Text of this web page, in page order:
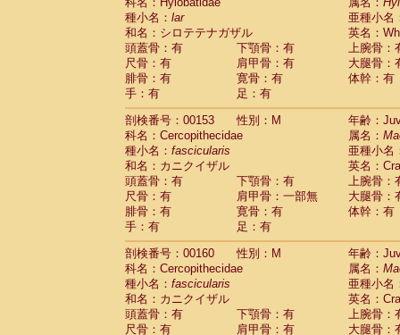
種小名： lar
亜種小名
和名：シロテテナガザル
英名：
頭蓋骨：有
下顎骨：有
上腕骨：
尺骨：有
肩甲骨：有
大腿骨：
腓骨：有
寛骨：有
体幹：有
手：有
足：有
剖検番号：00153
性別：M
年齢：
科名：Cercopithecidae
属名：
種小名： fascicularis
亜種小名
和名：カニクイザル
英名：
頭蓋骨：有
下顎骨：有
上腕骨：
尺骨：有
肩甲骨：一部無
大腿骨：
腓骨：有
寛骨：有
体幹：有
手：有
足：有
剖検番号：00160
性別：M
年齢：
科名：Cercopithecidae
属名：
種小名： fascicularis
亜種小名
和名：カニクイザル
英名：
頭蓋骨：有
下顎骨：有
上腕骨：
尺骨：有
肩甲骨：有
大腿骨：